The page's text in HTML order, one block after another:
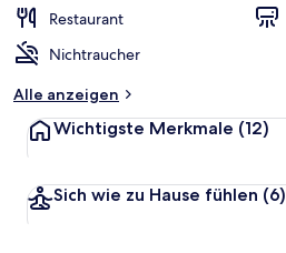
Restaurant
Nichtraucher
Alle anzeigen
Wichtigste Merkmale (12)
Sich wie zu Hause fühlen (6)